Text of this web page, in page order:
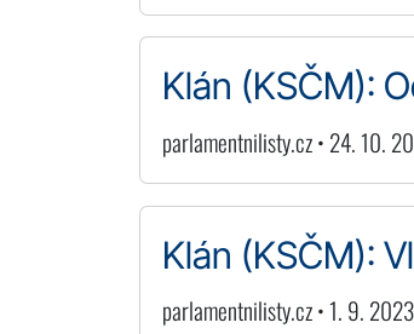
Klán (KSČM):
parlamentnilisty.cz • 24. 10.
Klán (KSČM):
parlamentnilisty.cz • 1. 9.